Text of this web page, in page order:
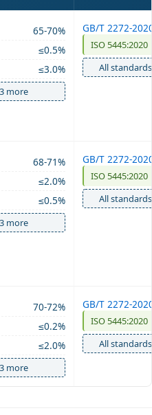
65-70%
≤0.5%
≤3.0%
more
GB/T 2272-
ISO 5445:2020
All standards
68-71%
≤2.0%
≤0.5%
more
GB/T 2272-
ISO 5445:2020
All standards
70-72%
≤0.2%
≤2.0%
more
GB/T 2272-
ISO 5445:2020
All standards